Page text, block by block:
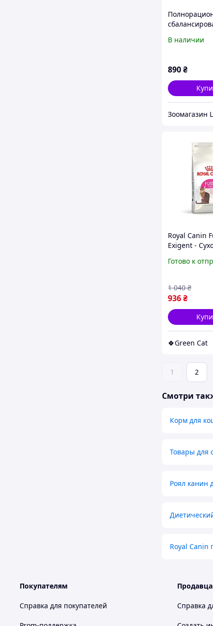
кошек с
FUSSY
В наличии
890₴
Royal Canin
Exigent -
котов с
аппетитом 2
Готово к
936₴
1 040 ₴
🍀Green Cat
1 2
Смотри
Корм для
Товары для
Роял канин
Royal Canin
Покупателям
Справка для покупателей Справка